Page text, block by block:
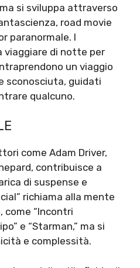
si sviluppa attraverso
road movie
paranormale. I
viaggiare di notte per
un viaggio
sconosciuta, guidati
qualcuno.
come Adam Driver,
contribuisce a
di suspense e
richiama alla mente
come “Incontri
e “Starman,” ma si
e complessità.